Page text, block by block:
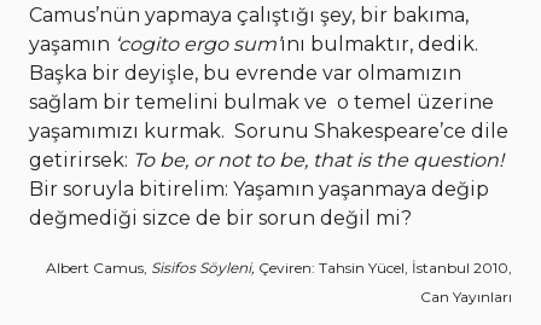
Camus’nün yapmaya çalıştığı şey, bir bakıma,
yaşamın ‘cogito ergo sum’ını bulmaktır, dedik.
Başka bir deyişle, bu evrende var olmamızın
sağlam bir temelini bulmak ve o temel üzerine
yaşamımızı kurmak. Sorunu Shakespeare’ce dile
getirirsek: To be, or not to be, that is the question!
Bir soruyla bitirelim: Yaşamın yaşanmaya değip
değmediği sizce de bir sorun değil mi?
Albert Camus, Sisifos Söyleni, Çeviren: Tahsin Yücel, İstanbul 2010,
Can Yayınları